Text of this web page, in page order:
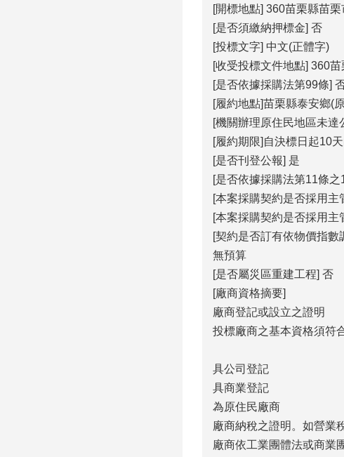
[開標地點] 360苗栗縣苗
[是否須繳納押標金] 否
[投標文字] 中文(正體字)
[收受投標文件地點] 360
[是否依據採購法第99條]
[履約地點]苗栗縣泰安鄉(
[機關辦理原住民地區未
[履約期限]自決標日起10
[是否刊登公報] 是
[是否依據採購法第11條
[本案採購契約是否採用主
[本案採購契約是否採用
[契約是否訂有依物價指
無預算
[是否屬災區重建工程] 否
[廠商資格摘要]
廠商登記或設立之證明
投標廠商之基本資格須符
具公司登記
具商業登記
為原住民廠商
廠商納稅之證明。如營業
廠商依工業團體法或商業